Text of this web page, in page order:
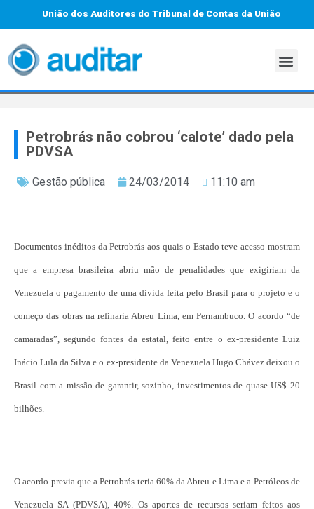
União dos Auditores do Tribunal de Contas da União
Petrobrás não cobrou ‘calote’ dado pela
PDVSA
Gestão pública 24/03/2014 11:10 am
Documentos inéditos da Petrobrás aos quais o Estado teve acesso mostram
que a empresa brasileira abriu mão de penalidades que exigiriam da
Venezuela o pagamento de uma dívida feita pelo Brasil para o projeto e o
começo das obras na refinaria Abreu Lima, em Pernambuco. O acordo “de
camaradas”, segundo fontes da estatal, feito entre o ex-presidente Luiz
Inácio Lula da Silva e o ex-presidente da Venezuela Hugo Chávez deixou o
Brasil com a missão de garantir, sozinho, investimentos de quase US$ 20
bilhões.
O acordo previa que a Petrobrás teria 60% da Abreu e Lima e a Petróleos de
Venezuela SA (PDVSA), 40%. Os aportes de recursos seriam feitos aos